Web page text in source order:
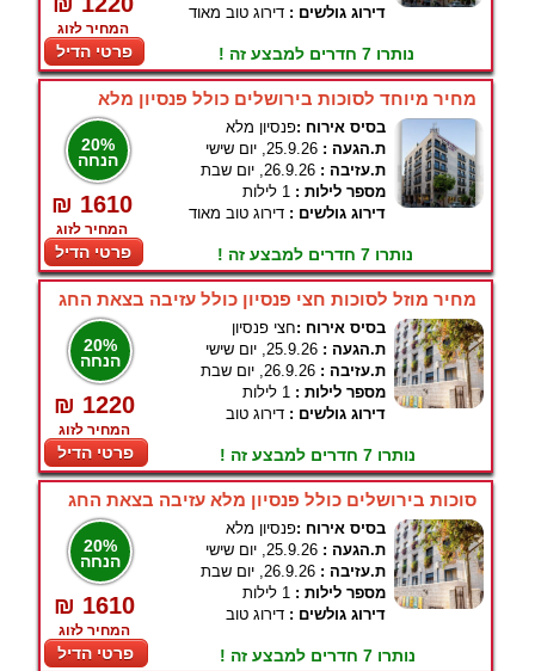
המחיר לזוג
פרטי הדיל
דירוג גולשים : דירוג טוב מאוד
נותרו 7 חדרים למבצע זה !
מחיר מיוחד לסוכות בירושלים כולל פנסיון מלא
20%
הנחה
₪ 1610
המחיר לזוג
פרטי הדיל
בסיס אירוח :פנסיון מלא
ת.הגעה : 25.9.26, יום שישי
ת.עזיבה : 26.9.26, יום שבת
מספר לילות : 1 לילות
דירוג גולשים : דירוג טוב מאוד
נותרו 7 חדרים למבצע זה !
מחיר מוזל לסוכות חצי פנסיון כולל עזיבה בצאת החג
20%
הנחה
₪ 1220
המחיר לזוג
פרטי הדיל
בסיס אירוח :חצי פנסיון
ת.הגעה : 25.9.26, יום שישי
ת.עזיבה : 26.9.26, יום שבת
מספר לילות : 1 לילות
דירוג גולשים : דירוג טוב
נותרו 7 חדרים למבצע זה !
סוכות בירושלים כולל פנסיון מלא עזיבה בצאת החג
20%
הנחה
₪ 1610
המחיר לזוג
פרטי הדיל
בסיס אירוח :פנסיון מלא
ת.הגעה : 25.9.26, יום שישי
ת.עזיבה : 26.9.26, יום שבת
מספר לילות : 1 לילות
דירוג גולשים : דירוג טוב
נותרו 7 חדרים למבצע זה !